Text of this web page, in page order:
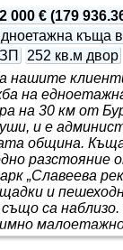
000 € (179
къща
252 кв.м двор
нашите
на
на 30 км от
и е
община.
разстояние
„Славеева
и
са наблизо.
Къщата се